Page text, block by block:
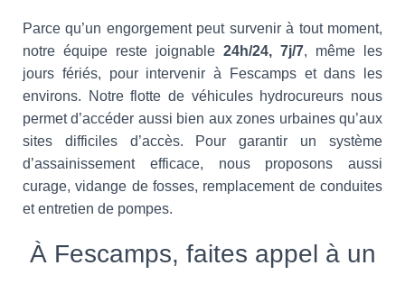
Parce qu’un engorgement peut survenir à tout moment,
notre équipe reste joignable 24h/24, 7j/7, même les
jours fériés, pour intervenir à Fescamps et dans les
environs. Notre flotte de véhicules hydrocureurs nous
permet d’accéder aussi bien aux zones urbaines qu’aux
sites difficiles d’accès. Pour garantir un système
d’assainissement efficace, nous proposons aussi
curage, vidange de fosses, remplacement de conduites
et entretien de pompes.
À Fescamps, faites appel à un